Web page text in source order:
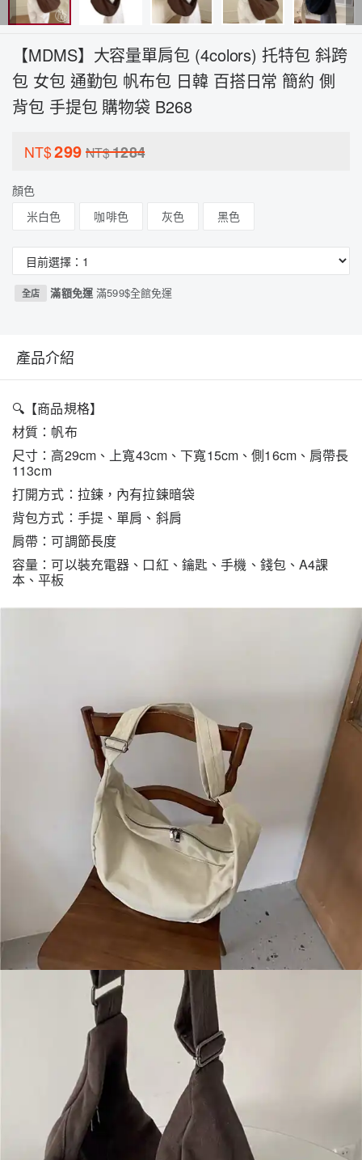
【MDMS】大容量單肩包 (4colors) 托特包 斜跨
包 女包 通勤包 帆布包 日韓 百搭日常 簡約 側
背包 手提包 購物袋 B268
NT$299 NT$1284
顏色
米白色
咖啡色 灰色 黑色
全店 滿額免運滿599$全館免運
產品介紹
🔍 【商品規格】
材質：帆布
尺寸：高29cm、上寬43cm、下寬15cm、側16cm、肩帶長
113cm
打開方式：拉鍊，內有拉鍊暗袋
背包方式：手提、單肩、斜肩
肩帶：可調節長度
容量：可以裝充電器、口紅、鑰匙、手機、錢包、A4課
本、平板